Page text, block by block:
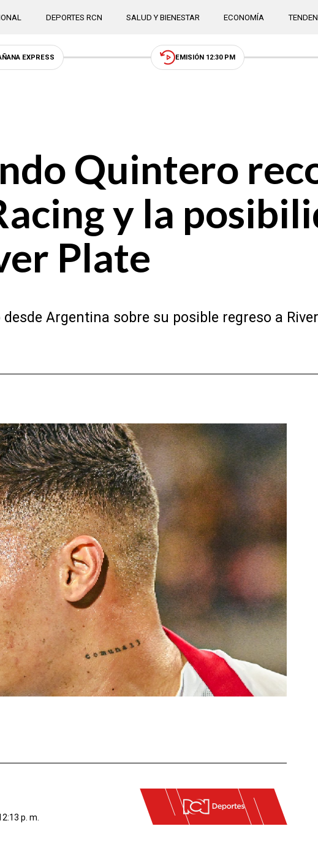
DEPORTES RCN SALUD Y BIENESTAR ECONOMÍA
EXPRESS EMISIÓN 12:30 PM
Quintero
y la
Plate
Argentina sobre su posible regreso a
p. m.